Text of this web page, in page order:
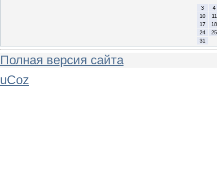
3
4
10
11
17
18
24
25
31
Полная версия сайта
uCoz